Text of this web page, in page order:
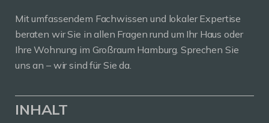
Mit umfassendem Fachwissen und lokaler Expertise
beraten wir Sie in allen Fragen rund um Ihr Haus oder
Ihre Wohnung im Großraum Hamburg. Sprechen Sie
uns an – wir sind für Sie da.
INHALT